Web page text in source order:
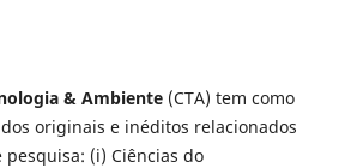
& Ambiente(CTA) tem como
originais e inéditos relacionados
(i) Ciências do